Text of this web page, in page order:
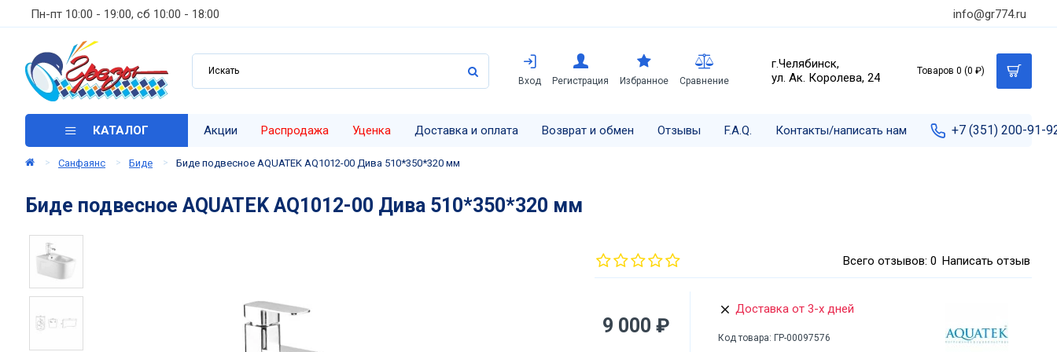
Пн-пт 10:00 - 19:00, сб 10:00 - 18:00 info@gr774.ru
Вход Регистрация Избранное Сравнение
г.Челябинск,
ул. Ак. Королева, 24
Товаров 0 (0 ₽)
КАТАЛОГ Акции Распродажа Уценка Доставка и оплата Возврат и обмен Отзывы F.A.Q. Контакты/написать нам +7 (351) 200-91-
Санфаянс Биде Биде подвесное AQUATEK AQ1012-00 Дива 510*350*320 мм
Биде подвесное AQUATEK AQ1012-00 Дива 510*350*320 мм
Всего отзывов: 0 Написать отзыв
9 000 ₽
Доставка от 3-х дней
Код товара: ГР-00097576